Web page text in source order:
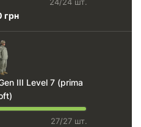
24/24 шт.
грн
III Level 7 (prima
27/27 шт.